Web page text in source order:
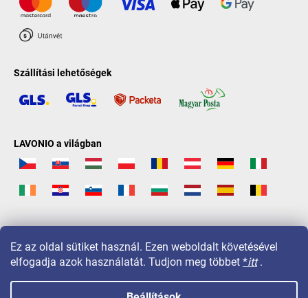
Ez az oldal sütiket használ. Ezen weboldalt követésével
elfogadja azok használatát. Tudjon meg többet *itt.
Szállítási lehetőségek
LAVONIO a világban